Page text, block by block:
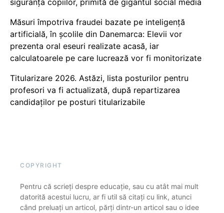
siguranța copiilor, primită de gigantul social media
Măsuri împotriva fraudei bazate pe inteligență
artificială, în școlile din Danemarca: Elevii vor
prezenta oral eseuri realizate acasă, iar
calculatoarele pe care lucrează vor fi monitorizate
Titularizare 2026. Astăzi, lista posturilor pentru
profesori va fi actualizată, după repartizarea
candidaților pe posturi titularizabile
COPYRIGHT
Pentru că scrieți despre educație, sau cu atât mai mult
datorită acestui lucru, ar fi util să citați cu link, atunci
când preluați un articol, părți dintr-un articol sau o idee